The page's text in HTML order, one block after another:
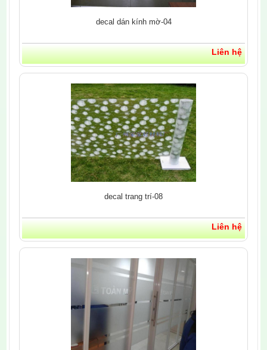
decal dán kính mờ-04
Liên hệ
decal trang trí-08
Liên hệ